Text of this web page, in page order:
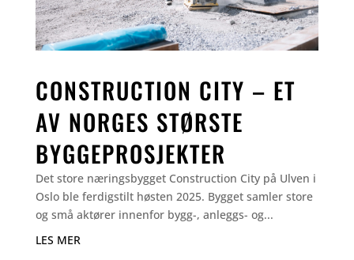
CONSTRUCTION CITY – ET
AV NORGES STØRSTE
BYGGEPROSJEKTER
Det store næringsbygget Construction City på Ulven i
Oslo ble ferdigstilt høsten 2025. Bygget samler store
og små aktører innenfor bygg-, anleggs- og...
LES MER